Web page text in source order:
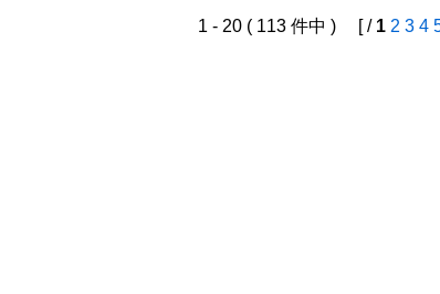
1 - 20 ( 113 件中 ) [ / 1 2 3 4